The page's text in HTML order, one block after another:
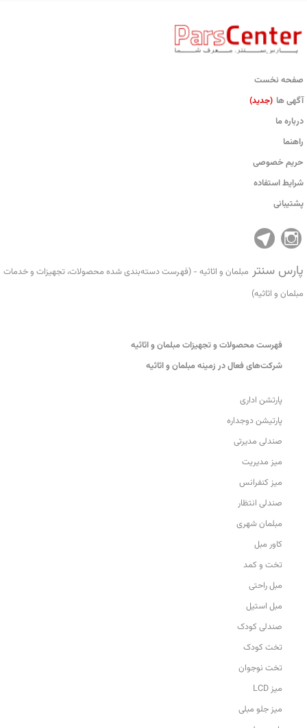
صفحه نخست
آگهی ها (جدید)
درباره ما
راهنما
حریم خصوصی
شرایط استفاده
پشتیبانی
پارس سنتر مبلمان و اثاثیه - (فهرست دسته‌بندی شده محصولات، تجهیزات و خدمات
مبلمان و اثاثیه)
فهرست محصولات و تجهیزات مبلمان و اثاثیه
شرکت‌های فعال در زمینه مبلمان و اثاثیه
پارتشن اداری
پارتیشن دوجداره
صندلی مدیرتی
میز مدیریت
میز کنفرانس
صندلی انتظار
مبلمان شهری
کاور مبل
تخت و کمد
مبل راحتی
مبل استیل
صندلی کودک
تخت کودک
تخت نوجوان
میز LCD
میز جلو مبلی